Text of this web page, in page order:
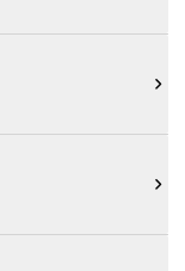

